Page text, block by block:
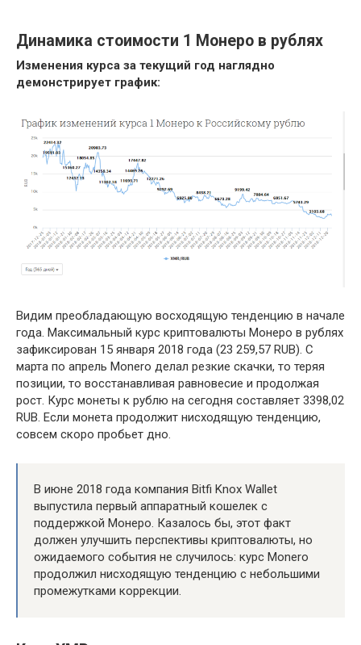
Динамика стоимости 1 Монеро в рублях
Изменения курса за текущий год наглядно
демонстрирует график:
Видим преобладающую восходящую тенденцию в начале
года. Максимальный курс криптовалюты Монеро в рублях
зафиксирован 15 января 2018 года (23 259,57 RUB). С
марта по апрель Monero делал резкие скачки, то теряя
позиции, то восстанавливая равновесие и продолжая
рост. Курс монеты к рублю на сегодня составляет 3398,02
RUB. Если монета продолжит нисходящую тенденцию,
совсем скоро пробьет дно.
В июне 2018 года компания Bitfi Knox Wallet
выпустила первый аппаратный кошелек с
поддержкой Монеро. Казалось бы, этот факт
должен улучшить перспективы криптовалюты, но
ожидаемого события не случилось: курс Monero
продолжил нисходящую тенденцию с небольшими
промежутками коррекции.